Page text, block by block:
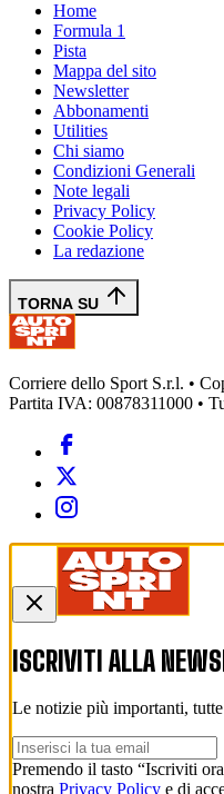
Home
Formula 1
Pista
Mappa del sito
Newsletter
Abbonamenti
Utilities
Chi siamo
Condizioni Generali
Note legali
Privacy Policy
Cookie Policy
La redazione
TORNA SU
Corriere dello Sport S.r.l. •
Partita IVA: 00878311000 •
ISCRIVITI ALLA
Le notizie più importanti,
Premendo il tasto “Iscriviti
nostra Privacy Policy e di